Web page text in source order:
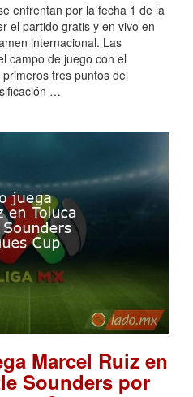
enfrentan por la fecha 1 de la
el partido gratis y en vivo en
internacional. Las
campo de juego con el
tres puntos del
…
Marcel Ruiz en
Sounders por